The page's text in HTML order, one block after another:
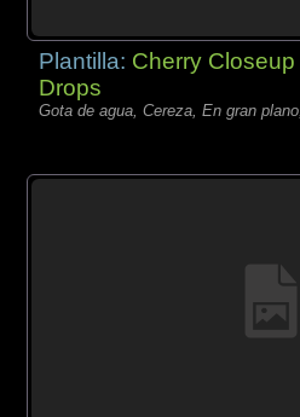
Plantilla: Cherry Closeup
Drops
Gota de agua, Cereza, En gran plano,